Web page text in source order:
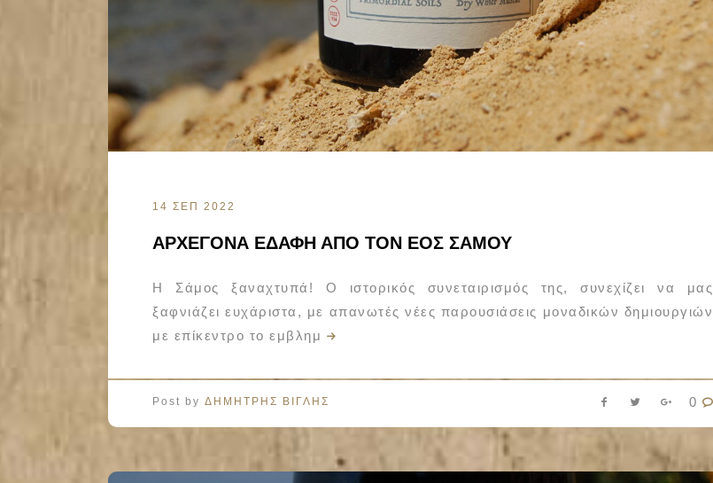
14 ΣΕΠ 2022
ΑΡΧΕΓΟΝΑ ΕΔΑΦΗ ΑΠΟ ΤΟΝ ΕΟΣ ΣΑΜΟΥ
Η Σάμος ξαναχτυπά! Ο ιστορικός συνεταιρισμός της, συνεχίζει να μας
ξαφνιάζει ευχάριστα, με απανωτές νέες παρουσιάσεις μοναδικών δημιουργιών
με επίκεντρο το εμβλημ
Post by ΔΗΜΗΤΡΗΣ ΒΙΓΛΗΣ 0